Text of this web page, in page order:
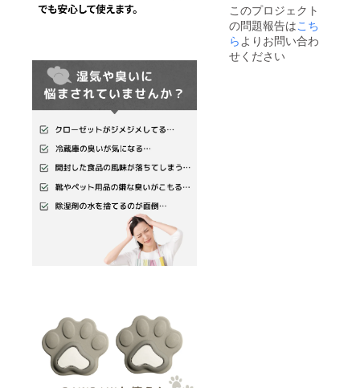
このプロジェクト
の問題報告はこち
ら よりお問い合わ
せください